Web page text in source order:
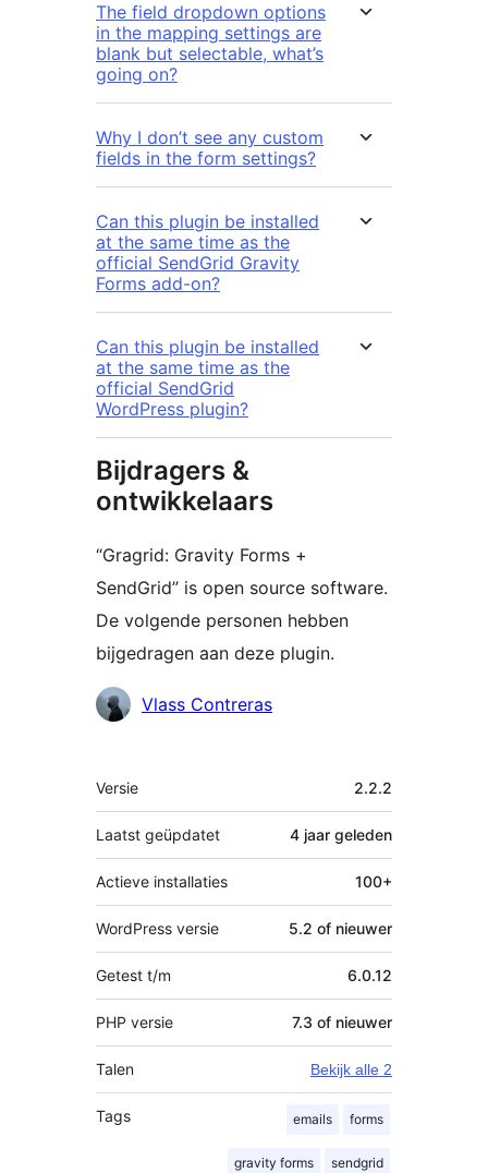
The field dropdown options
in the mapping settings are
blank but selectable, what’s
going on?
Why I don’t see any custom
fields in the form settings?
Can this plugin be installed
at the same time as the
official SendGrid Gravity
Forms add-on?
Can this plugin be installed
at the same time as the
official SendGrid
WordPress plugin?
Bijdragers &
ontwikkelaars
“Gragrid: Gravity Forms +
SendGrid” is open source software.
De volgende personen hebben
bijgedragen aan deze plugin.
BijdragersVlass Contreras
Meta
Versie 2.2.2
Laatst geüpdatet 4 jaar geleden
Actieve installaties 100+
WordPress versie 5.2 of nieuwer
Getest t/m 6.0.12
PHP versie 7.3 of nieuwer
Talen Bekijk alle 2
Tags emails forms
gravity forms sendgrid